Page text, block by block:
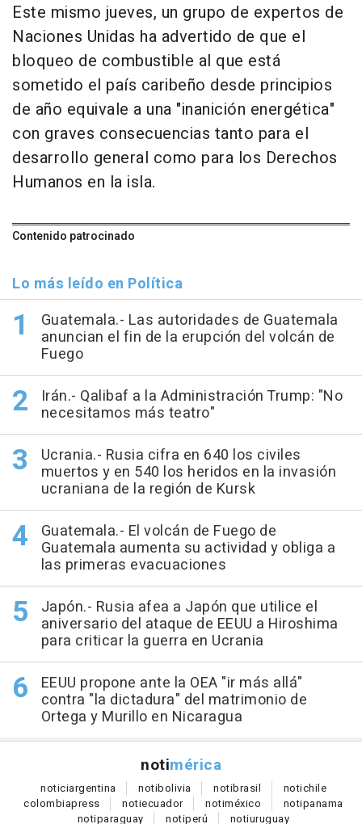
Este mismo jueves, un grupo de expertos de
Naciones Unidas ha advertido de que el
bloqueo de combustible al que está
sometido el país caribeño desde principios
de año equivale a una "inanición energética"
con graves consecuencias tanto para el
desarrollo general como para los Derechos
Humanos en la isla.
Contenido patrocinado
Lo más leído en Política
Guatemala.- Las autoridades de Guatemala
anuncian el fin de la erupción del volcán de
Fuego
Irán.- Qalibaf a la Administración Trump: "No
necesitamos más teatro"
Ucrania.- Rusia cifra en 640 los civiles
muertos y en 540 los heridos en la invasión
ucraniana de la región de Kursk
Guatemala.- El volcán de Fuego de
Guatemala aumenta su actividad y obliga a
las primeras evacuaciones
Japón.- Rusia afea a Japón que utilice el
aniversario del ataque de EEUU a Hiroshima
para criticar la guerra en Ucrania
EEUU propone ante la OEA "ir más allá"
contra "la dictadura" del matrimonio de
Ortega y Murillo en Nicaragua
notimérica
noticiargentina notibolivia notibrasil notichile
colombiapress notiecuador notiméxico notipanama
notiparaguay notiperú notiuruguay